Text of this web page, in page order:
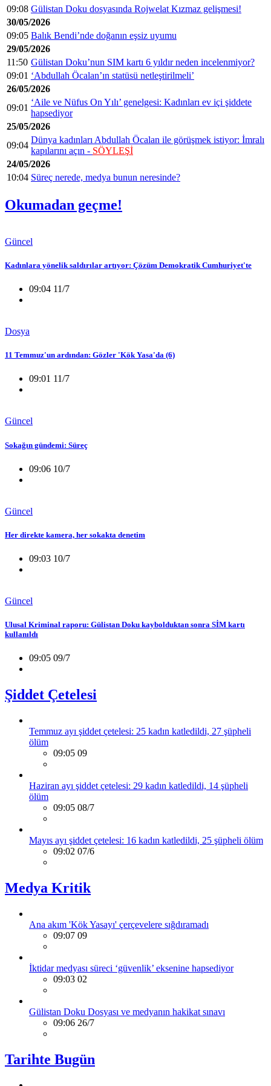
09:08 Gülistan Doku dosyasında Rojwelat Kızmaz gelişmesi!
30/05/2026
09:05 Balık Bendi’nde doğanın eşsiz uyumu
29/05/2026
11:50 Gülistan Doku’nun SIM kartı 6 yıldır neden incelenmiyor?
09:01 ‘Abdullah Öcalan’ın statüsü netleştirilmeli’
26/05/2026
09:01
‘Aile ve Nüfus On Yılı’ genelgesi: Kadınları ev içi şiddete
hapsediyor
25/05/2026
09:04
Dünya kadınları Abdullah Öcalan ile görüşmek istiyor: İmralı
kapılarını açın - SÖYLEŞİ
24/05/2026
10:04 Süreç nerede, medya bunun neresinde?
Okumadan geçme!
Güncel
Kadınlara yönelik saldırılar artıyor: Çözüm Demokratik Cumhuriyet'te
09:04 11/7
Dosya
11 Temmuz'un ardından: Gözler 'Kök Yasa'da (6)
09:01 11/7
Güncel
Sokağın gündemi: Süreç
09:06 10/7
Güncel
Her direkte kamera, her sokakta denetim
09:03 10/7
Güncel
Ulusal Kriminal raporu: Gülistan Doku kaybolduktan sonra SİM kartı
kullanıldı
09:05 09/7
Şiddet Çetelesi
Temmuz ayı şiddet çetelesi: 25 kadın katledildi, 27 şüpheli
ölüm
09:05 09
Haziran ayı şiddet çetelesi: 29 kadın katledildi, 14 şüpheli
ölüm
09:05 08/7
Mayıs ayı şiddet çetelesi: 16 kadın katledildi, 25 şüpheli ölüm
09:02 07/6
Medya Kritik
Ana akım 'Kök Yasayı' çerçevelere sığdıramadı
09:07 09
İktidar medyası süreci ‘güvenlik’ eksenine hapsediyor
09:03 02
Gülistan Doku Dosyası ve medyanın hakikat sınavı
09:06 26/7
Tarihte Bugün